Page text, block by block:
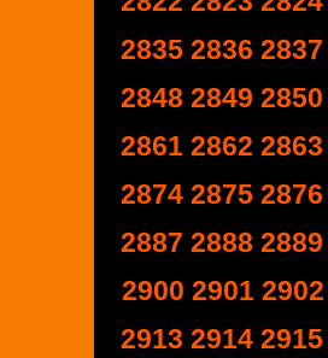
2835 2836 2837
2848 2849 2850
2861 2862 2863
2874 2875 2876
2887 2888 2889
2900 2901 2902
2913 2914 2915